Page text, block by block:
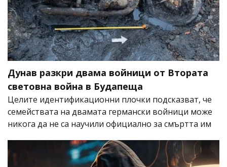
Дунав разкри двама войници от Втората
световна война в Будапеща
Целите идентификационни плочки подсказват, че
семействата на двамата германски войници може
никога да не са научили официално за смъртта им